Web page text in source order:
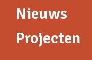
Nieuws
Projecten